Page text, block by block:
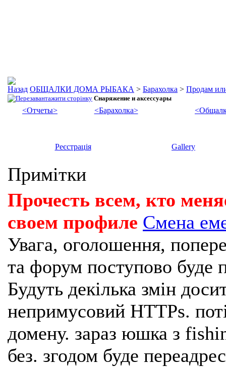
ОБЩАЛКИ ДОМА РЫБАКА > Барахолка > Продам
Снаряжение и аксессуары
<Отчеты> <Барахолка>
Реєстрація Gallery
Примітки
Прочесть всем, кто
своем профиле Смена
Увага, оголошення,
та форум поступово буде
Будуть декілька змін
непримусовий HTTPs.
домену. зараз юшка з
без. згодом буде